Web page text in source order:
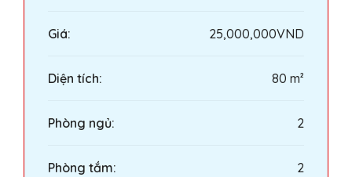
Giá: 25,000,000VND
Diện tích: 80 m²
Phòng ngủ: 2
Phòng tắm: 2